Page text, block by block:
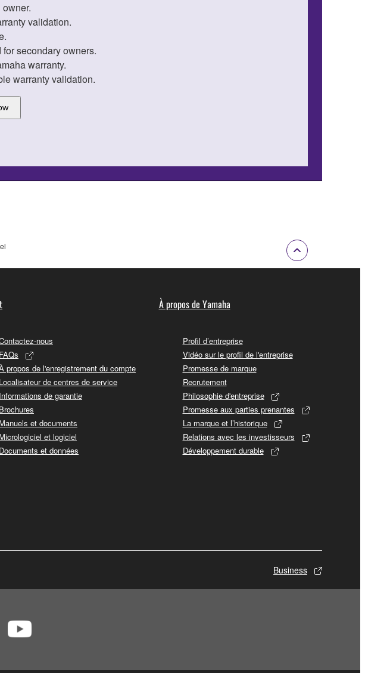
validation.
secondary owners.
warranty.
warranty validation.
nous
FAQs
propos de l'enregistrement du compte
Localisateur de centres de service
Informations de garantie
Brochures
Manuels et documents
Micrologiciel et logiciel
Documents et données
À propos de Yamaha
Profil d’entreprise
Vidéo sur le profil de l'entreprise
Promesse de marque
Recrutement
Philosophie d'entreprise
Promesse aux parties prenantes
La marque et l’historique
Relations avec les investisseurs
Développement durable
Business